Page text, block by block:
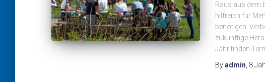
Raus aus dem
hilfreich für
benötigen.
zukünftige
Jahr finden
Byadmin 8